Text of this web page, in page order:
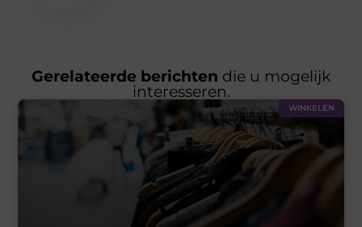
Gerelateerde berichten die u mogelijk
interesseren.
WINKELEN